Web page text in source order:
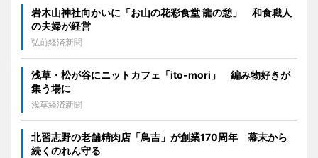
岩木山神社向かいに「お山の花彩食堂 龍の憩」 和食職人
の夫婦が経営
弘前経済新聞
浅草・松が谷にニットカフェ「ito-mori」 編み物好きが
集う場に
浅草経済新聞
北習志野の老舗精肉店「鳥吉」が創業170周年 幕末から
続くのれん守る